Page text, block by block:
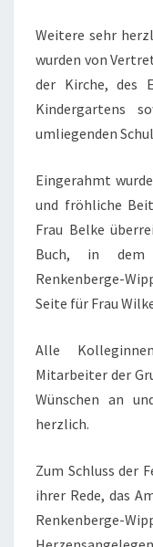
Weitere sehr
wurden von
der Kirche, des
Kindergartens
umliegenden
Eingerahmt
und fröhliche
Frau Belke
Buch, in dem
Renkenberge-
Seite für Frau
Alle
Mitarbeiter der
Wünschen an
herzlich.
Zum Schluss der
ihrer Rede, das